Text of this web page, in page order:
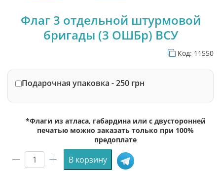
Флаг 3 отдельной штурмовой
бригады (3 ОШБр) ВСУ
Код: 11550
Подарочная упаковка - 250 грн
*Флаги из атласа, габардина или с двусторонней
печатью можно заказать только при 100%
предоплате
КоличествоВ корзину